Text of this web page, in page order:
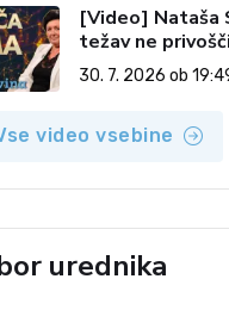
[Video] Nataša
težav ne
(Vroča tema, 30.
30. 7. 2026 ob
video vsebine
urednika